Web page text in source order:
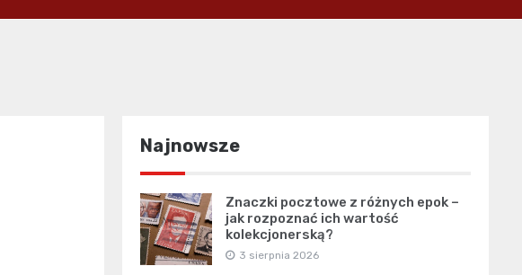
Najnowsze
Znaczki pocztowe z różnych epok –
jak rozpoznać ich wartość
kolekcjonerską?
3 sierpnia 2026